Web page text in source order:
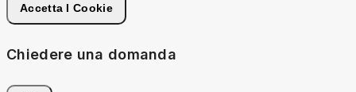
Accetta I Cookie
Chiedere una domanda